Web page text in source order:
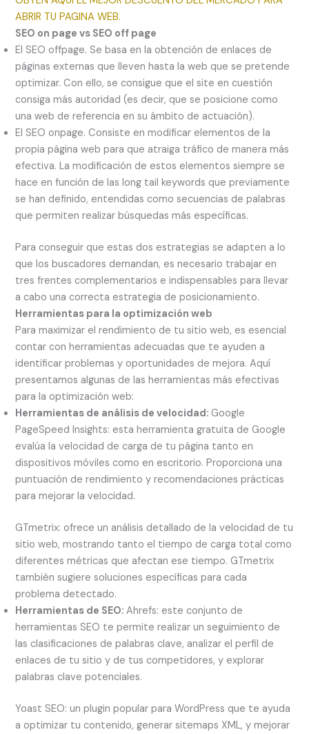
ABRIR TU PAGINA WEB.
SEO on page vs SEO off page
El SEO offpage. Se basa en la obtención de enlaces de
páginas externas que lleven hasta la web que se pretende
optimizar. Con ello, se consigue que el site en cuestión
consiga más autoridad (es decir, que se posicione como
una web de referencia en su ámbito de actuación).
El SEO onpage. Consiste en modificar elementos de la
propia página web para que atraiga tráfico de manera más
efectiva. La modificación de estos elementos siempre se
hace en función de las long tail keywords que previamente
se han definido, entendidas como secuencias de palabras
que permiten realizar búsquedas más específicas.
Para conseguir que estas dos estrategias se adapten a lo
que los buscadores demandan, es necesario trabajar en
tres frentes complementarios e indispensables para llevar
a cabo una correcta estrategia de posicionamiento.
Herramientas para la optimización web
Para maximizar el rendimiento de tu sitio web, es esencial
contar con herramientas adecuadas que te ayuden a
identificar problemas y oportunidades de mejora. Aquí
presentamos algunas de las herramientas más efectivas
para la optimización web:
Herramientas de análisis de velocidad:Google
PageSpeed Insights: esta herramienta gratuita de Google
evalúa la velocidad de carga de tu página tanto en
dispositivos móviles como en escritorio. Proporciona una
puntuación de rendimiento y recomendaciones prácticas
para mejorar la velocidad.
GTmetrix: ofrece un análisis detallado de la velocidad de tu
sitio web, mostrando tanto el tiempo de carga total como
diferentes métricas que afectan ese tiempo. GTmetrix
también sugiere soluciones específicas para cada
problema detectado.
Herramientas de SEO:Ahrefs: este conjunto de
herramientas SEO te permite realizar un seguimiento de
las clasificaciones de palabras clave, analizar el perfil de
enlaces de tu sitio y de tus competidores, y explorar
palabras clave potenciales.
Yoast SEO: un plugin popular para WordPress que te ayuda
a optimizar tu contenido, generar sitemaps XML, y mejorar